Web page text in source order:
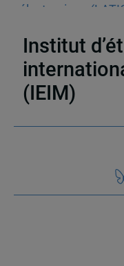
électronique
Institut
(IEIM)